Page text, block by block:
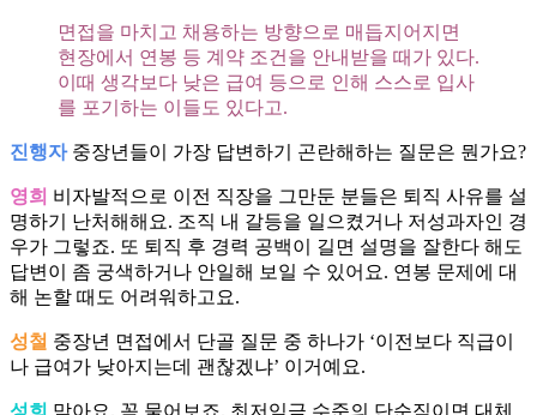
면접을 마치고 채용하는 방향으로 매듭지어지면
현장에서 연봉 등 계약 조건을 안내받을 때가 있다.
이때 생각보다 낮은 급여 등으로 인해 스스로 입사
를 포기하는 이들도 있다고.
진행자중장년들이 가장 답변하기 곤란해하는 질문은 뭔가요?
영희 비자발적으로 이전 직장을 그만둔 분들은 퇴직 사유를 설
명하기 난처해해요. 조직 내 갈등을 일으켰거나 저성과자인 경
우가 그렇죠. 또 퇴직 후 경력 공백이 길면 설명을 잘한다 해도
답변이 좀 궁색하거나 안일해 보일 수 있어요. 연봉 문제에 대
해 논할 때도 어려워하고요.
성철 중장년 면접에서 단골 질문 중 하나가 ‘이전보다 직급이
나 급여가 낮아지는데 괜찮겠냐’ 이거예요.